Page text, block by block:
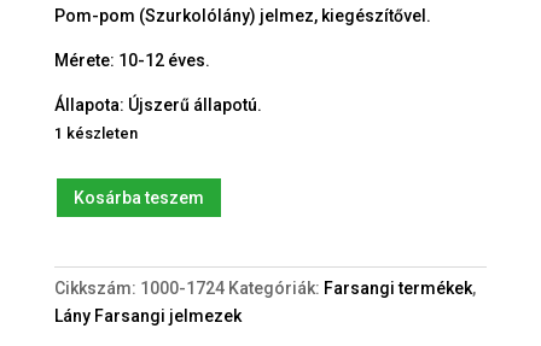
Pom-pom (Szurkolólány) jelmez, kiegészítővel.
Mérete: 10-12 éves.
Állapota: Újszerű állapotú.
1 készleten
Pom-
Pom
12év)
jelmez
kiegészítővel
Kosárba teszem
Cikkszám: 1000-1724 Kategóriák: Farsangi termékek,
Lány Farsangi jelmezek